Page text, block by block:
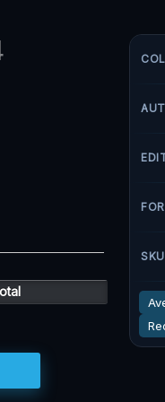
SKU